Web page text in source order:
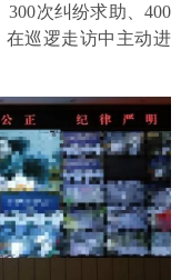
次纠纷求助、400
巡逻走访中主动进